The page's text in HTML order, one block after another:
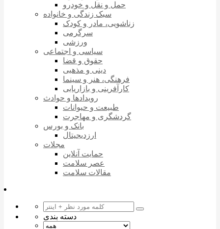
حمل و نقل و خودرو
سبک زندگی و خانواده
زناشویی، مادر و کودک
سرگرمی
ورزشی
سیاسی و اجتماعی
حقوق و قضا
دینی و مذهبی
فرهنگی، هنر و سینما
کارآفرینی و بازاریابی
رویدادها و حوادث
طبیعت و حیوانات
گردشگری و مهاجرت
بانک و بورس
ارزدیجیتال
مجلات
حمایت آنلاین
عصر سلامت
مقالات سلامت
دسته بندی